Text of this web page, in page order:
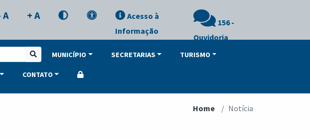
A + A
Acesso à
Informação
156 -
Ouvidoria
MUNICÍPIO SECRETARIAS TURISMO
CONTATO
Home Notícia